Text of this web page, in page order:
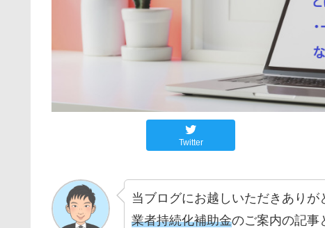
Twitter
当ブログにお越しいただきありが
業者持続化補助金のご案内の記事